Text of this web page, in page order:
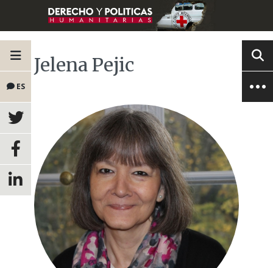
ES
Jelena Pejic